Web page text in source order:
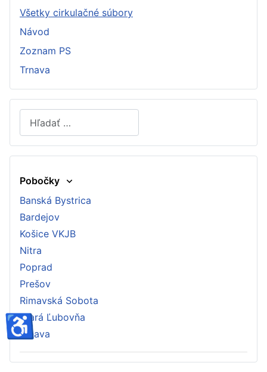
Všetky cirkulačné súbory
Návod
Zoznam PS
Trnava
Hľadať
Type 2 or more characters for results.
Pobočky
Banská Bystrica
Bardejov
Košice VKJB
Nitra
Poprad
Prešov
Rimavská Sobota
Stará Ľubovňa
Trnava